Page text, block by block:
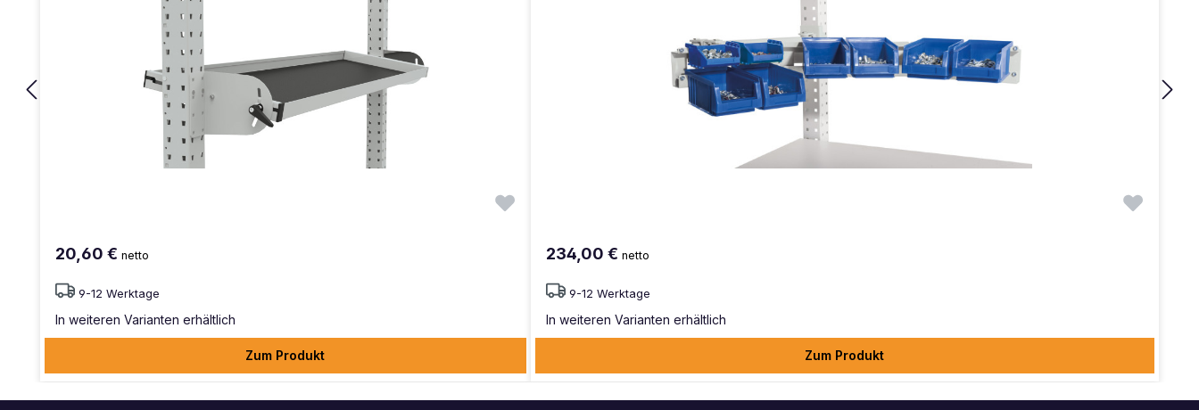
20,60 € netto
9-12 Werktage
In weiteren Varianten erhältlich
Zum Produkt
234,00 € netto
9-12 Werktage
In weiteren Varianten erhältlich
Zum Produkt